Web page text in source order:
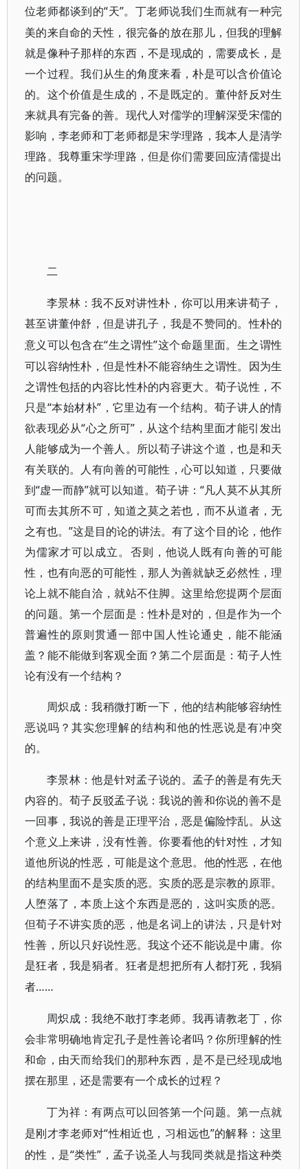
位老师都谈到的“天”。丁老师说我们生而就有一种完
美的来自命的天性，很完备的放在那儿，但我的理解
就是像种子那样的东西，不是现成的，需要成长，是
一个过程。我们从生的角度来看，朴是可以含价值论
的。这个价值是生成的，不是既定的。董仲舒反对生
来就具有完备的善。现代人对儒学的理解深受宋儒的
影响，李老师和丁老师都是宋学理路，我本人是清学
理路。我尊重宋学理路，但是你们需要回应清儒提出
的问题。
二
李景林：我不反对讲性朴，你可以用来讲荀子，
甚至讲董仲舒，但是讲孔子，我是不赞同的。性朴的
意义可以包含在“生之谓性”这个命题里面。生之谓性
可以容纳性朴，但是性朴不能容纳生之谓性。因为生
之谓性包括的内容比性朴的内容更大。荀子说性，不
只是“本始材朴”，它里边有一个结构。荀子讲人的情
欲表现必从“心之所可”，从这个结构里面才能引发出
人能够成为一个善人。所以荀子讲这个道，也是和天
有关联的。人有向善的可能性，心可以知道，只要做
到“虚一而静”就可以知道。荀子讲：“凡人莫不从其所
可而去其所不可，知道之莫之若也，而不从道者，无
之有也。”这是目的论的讲法。有了这个目的论，他作
为儒家才可以成立。否则，他说人既有向善的可能
性，也有向恶的可能性，那人为善就缺乏必然性，理
论上就不能自洽，就站不住脚。这里给您提两个层面
的问题。第一个层面是：性朴是对的，但是作为一个
普遍性的原则贯通一部中国人性论通史，能不能涵
盖？能不能做到客观全面？第二个层面是：荀子人性
论有没有一个结构？
周炽成：我稍微打断一下，他的结构能够容纳性
恶说吗？其实您理解的结构和他的性恶说是有冲突
的。
李景林：他是针对孟子说的。孟子的善是有先天
内容的。荀子反驳孟子说：我说的善和你说的善不是
一回事，我说的善是正理平治，恶是偏险悖乱。从这
个意义上来讲，没有性善。你要看他的针对性，才知
道他所说的性恶，可能是这个意思。他的性恶，在他
的结构里面不是实质的恶。实质的恶是宗教的原罪。
人堕落了，本质上这个东西是恶的，这叫实质的恶。
但荀子不讲实质的恶，他是名词上的讲法，只是针对
性善，所以只好说性恶。我这个还不能说是中庸。你
是狂者，我是狷者。狂者是想把所有人都打死，我狷
者……
周炽成：我绝不敢打李老师。我再请教老丁，你
会非常明确地肯定孔子是性善论者吗？你所理解的性
和命，由天而给我们的那种东西，是不是已经现成地
摆在那里，还是需要有一个成长的过程？
丁为祥：有两点可以回答第一个问题。第一点就
是刚才李老师对“性相近也，习相远也”的解释：这里
的性，是“类性”，孟子说圣人与我同类就是指这种类